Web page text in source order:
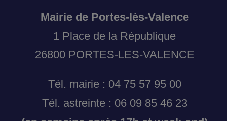
Mairie de Portes-lès-Valence
1 Place de la République
26800 PORTES-LES-VALENCE
Tél. mairie : 04 75 57 95 00
Tél. astreinte : 06 09 85 46 23